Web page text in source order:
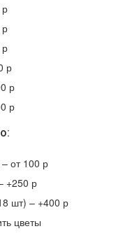
р
р
р
от 100 р
+250 р
шт) – +400 р
цветы